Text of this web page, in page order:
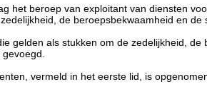
het beroep van exploitant van diensten
de beroepsbekwaamheid en
gelden als stukken om de zedelijkheid,
vermeld in het eerste lid, is